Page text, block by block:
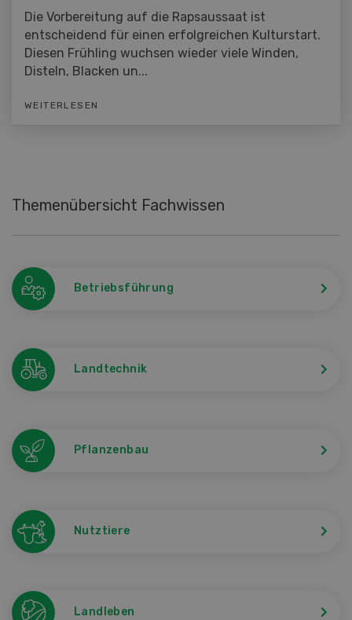
Die Vorbereitung auf die Rapsaussaat ist
entscheidend für einen erfolgreichen Kulturstart.
Diesen Frühling wuchsen wieder viele Winden,
Disteln, Blacken un...
WEITERLESEN
Themenübersicht Fachwissen
Betriebsführung
Landtechnik
Pflanzenbau
Nutztiere
Landleben